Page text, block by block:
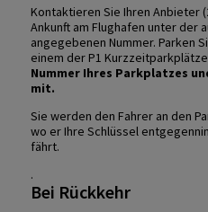
Kontaktieren Sie Ihren Anbieter
Ankunft am Flughafen unter der
angegebenen Nummer. Parken
einem der P1
Nummer Ihres Parkplatzes
mit.
Sie werden den Fahrer an den
wo er Ihre Schlüssel
fährt.
.
Bei Rückkehr